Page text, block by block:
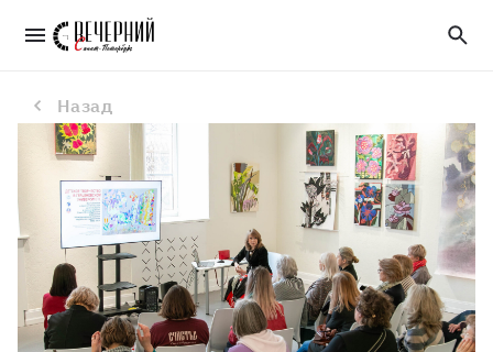
Белорусские художники-педагоги познакомились с опытом петербургских коллег
Назад